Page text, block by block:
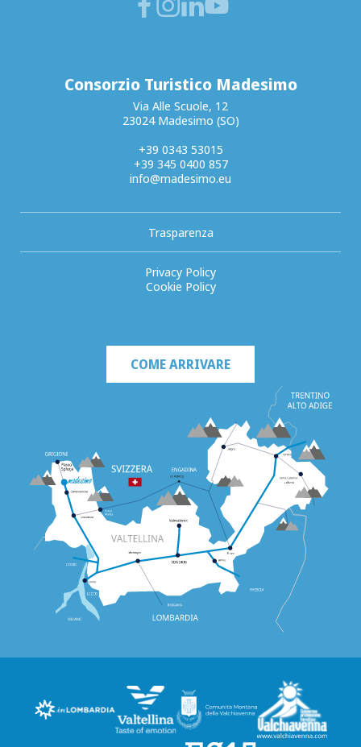
Consorzio Turistico Madesimo
Via Alle Scuole, 12
23024 Madesimo (SO)
+39 0343 53015
+39 345 0400 857
info@madesimo.eu
Trasparenza
Privacy Policy
Cookie Policy
COME ARRIVARE